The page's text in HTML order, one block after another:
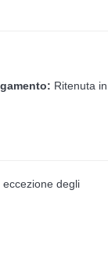
Ritenuta in
degli